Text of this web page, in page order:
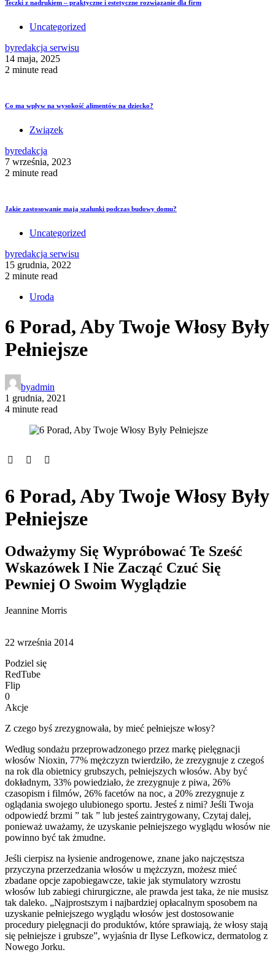
Teczki z nadrukiem – praktyczne i estetyczne rozwiązanie dla firm
Uncategorized
byredakcja serwisu
14 maja, 2025
2 minute read
Co ma wpływ na wysokość alimentów na dziecko?
Związek
byredakcja
7 września, 2023
2 minute read
Jakie zastosowanie mają szalunki podczas budowy domu?
Uncategorized
byredakcja serwisu
15 grudnia, 2022
2 minute read
Uroda
6 Porad, Aby Twoje Włosy Były
Pełniejsze
byadmin
1 grudnia, 2021
4 minute read
6 Porad, Aby Twoje Włosy Były
Pełniejsze
Odważymy Się Wypróbować Te Sześć
Wskazówek I Nie Zacząć Czuć Się
Pewniej O Swoim Wyglądzie
Jeannine Morris
22 września 2014
Podziel się
RedTube
Flip
0
Akcje
Z czego byś zrezygnowała, by mieć pełniejsze włosy?
Według sondażu przeprowadzonego przez markę pielęgnacji
włosów Nioxin, 77% mężczyzn twierdziło, że zrezygnuje z czegoś
na rok dla obietnicy grubszych, pełniejszych włosów. Aby być
dokładnym, 33% powiedziało, że zrezygnuje z piwa, 26%
czasopism i filmów, 26% facetów na noc, a 20% zrezygnuje z
oglądania swojego ulubionego sportu. Jesteś z nimi? Jeśli Twoja
odpowiedź brzmi ” tak ” lub jesteś zaintrygowany, Czytaj dalej,
ponieważ uważamy, że uzyskanie pełniejszego wyglądu włosów nie
powinno być tak żmudne.
Jeśli cierpisz na łysienie androgenowe, znane jako najczęstsza
przyczyna przerzedzania włosów u mężczyzn, możesz mieć
zbadane opcje zapobiegawcze, takie jak stymulatory wzrostu
włosów lub zabiegi chirurgiczne, ale prawda jest taka, że nie musisz
tak daleko. „Najprostszym i najbardziej opłacalnym sposobem na
uzyskanie pełniejszego wyglądu włosów jest dostosowanie
procedury pielęgnacji do produktów, które sprawiają, że włosy stają
się pełniejsze i grubsze”, wyjaśnia dr Ilyse Lefkowicz, dermatolog z
Nowego Jorku.